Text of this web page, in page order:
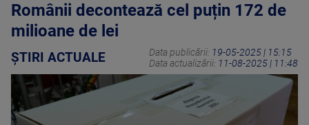
Românii decontează cel puțin 172 de
milioane de lei
ȘTIRI ACTUALE Data publicării: 19-05-2025 | 15:15
Data actualizării: 11-08-2025 | 11:48